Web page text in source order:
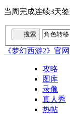
当周完成连续3天
《梦幻西游2》官网
攻略
图库
录像
真人秀
热帖